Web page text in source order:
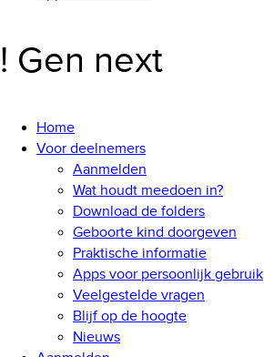
! Gen next
Home
Voor deelnemers
Aanmelden
Wat houdt meedoen in?
Download de folders
Geboorte kind doorgeven
Praktische informatie
Apps voor persoonlijk gebruik
Veelgestelde vragen
Blijf op de hoogte
Nieuws